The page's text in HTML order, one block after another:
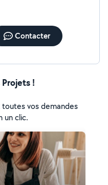
Contacter
Projets !
vos demandes
un clic.